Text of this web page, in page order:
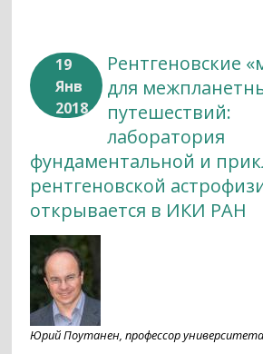
19
Янв
2018
Рентгеновские
для
путешествий:
лаборатория
фундаментальной и
рентгеновской
открывается в ИКИ РАН
Юрий Поутанен, профессор университета